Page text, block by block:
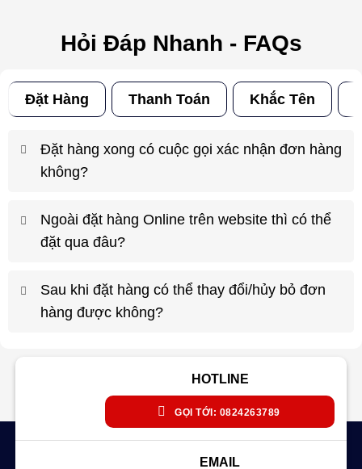
Hỏi Đáp Nhanh - FAQs
Đặt Hàng Thanh Toán Khắc Tên
Đặt hàng xong có cuộc gọi xác nhận đơn hàng
không?
Ngoài đặt hàng Online trên website thì có thể
đặt qua đâu?
Sau khi đặt hàng có thể thay đổi/hủy bỏ đơn
hàng được không?
HOTLINE
GỌI TỚI: 0824263789
EMAIL